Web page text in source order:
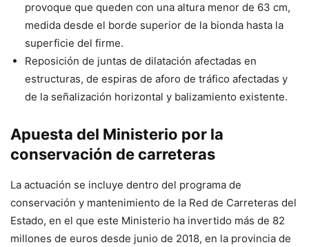
provoque que queden con una altura menor de 63 cm,
medida desde el borde superior de la bionda hasta la
superficie del firme.
Reposición de juntas de dilatación afectadas en
estructuras, de espiras de aforo de tráfico afectadas y
de la señalización horizontal y balizamiento existente.
Apuesta del Ministerio por la
conservación de carreteras
La actuación se incluye dentro del programa de
conservación y mantenimiento de la Red de Carreteras del
Estado, en el que este Ministerio ha invertido más de 82
millones de euros desde junio de 2018, en la provincia de